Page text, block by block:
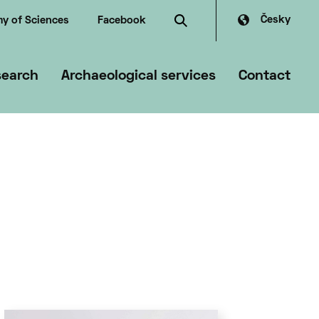
of Sciences Facebook Česky
Archaeological services Contact